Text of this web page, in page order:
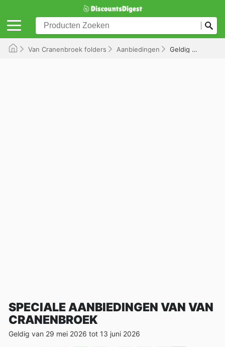
Van Cranenbroek folders Aanbiedingen Geldig tot 13-06-2026
SPECIALE AANBIEDINGEN VAN VAN
CRANENBROEK
Geldig van 29 mei 2026 tot 13 juni 2026